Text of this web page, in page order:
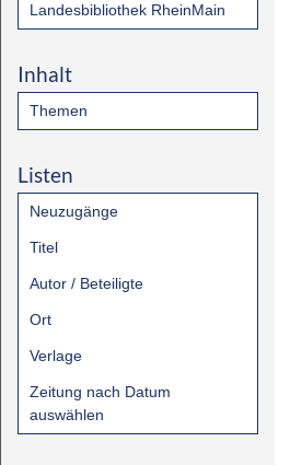
Landesbibliothek RheinMain
Inhalt
Themen
Listen
Neuzugänge
Titel
Autor / Beteiligte
Ort
Verlage
Zeitung nach Datum
auswählen